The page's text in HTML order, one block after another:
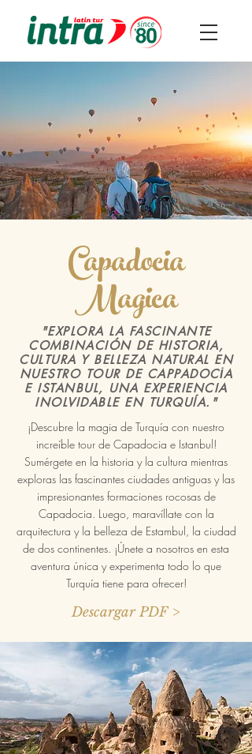
Capadocia
Magica
"EXPLORA LA FASCINANTE
COMBINACIÓN DE HISTORIA,
CULTURA Y BELLEZA NATURAL EN
NUESTRO TOUR DE CAPPADOCİA
E ISTANBUL, UNA EXPERIENCIA
INOLVIDABLE EN TURQUÍA."
¡Descubre la magia de Turquía con nuestro
increíble tour de Capadocia e Istanbul!
Sumérgete en la historia y la cultura mientras
exploras las fascinantes ciudades antiguas y las
impresionantes formaciones rocosas de
Capadocia. Luego, maravíllate con la
arquitectura y la belleza de Estambul, la ciudad
de dos continentes. ¡Únete a nosotros en esta
aventura única y experimenta todo lo que
Turquía tiene para ofrecer!
Descargar PDF >